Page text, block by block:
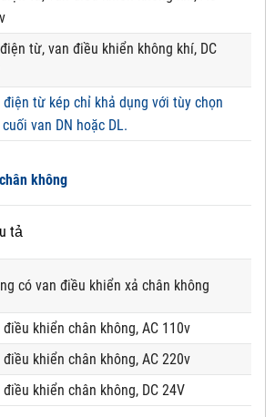
từ, van điều khiển không khí, DC
điện từ kép chỉ khả dụng với tùy chọn
van DN hoặc DL.
không
tả
có van điều khiển xả chân không
điều khiển chân không, AC 110v
điều khiển chân không, AC 220v
điều khiển chân không, DC 24V